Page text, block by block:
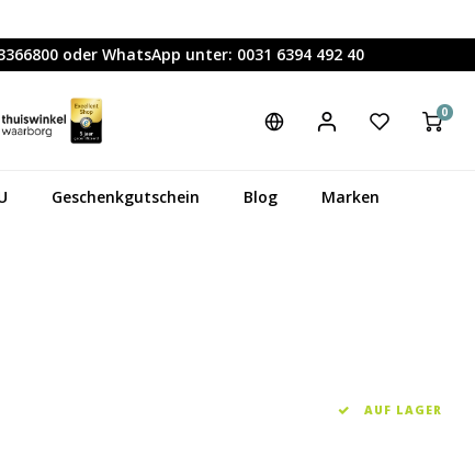
oder WhatsApp unter: 0031 6394 492 40
0
Geschenkgutschein Blog Marken
AUF LAGER